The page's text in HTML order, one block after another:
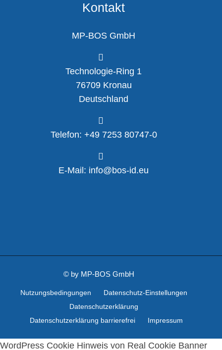
Kontakt
MP-BOS GmbH
Technologie-Ring 1
76709 Kronau
Deutschland
Telefon: +49 7253 80747-0
E-Mail: info@bos-id.eu
© by MP-BOS GmbH
Nutzungsbedingungen
Datenschutz-Einstellungen
Datenschutzerklärung
Datenschutzerklärung barrierefrei
Impressum
WordPress Cookie Hinweis von Real Cookie Banner